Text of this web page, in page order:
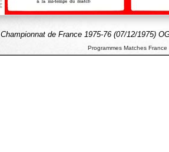
Championnat de France 1975-76 (07/12/1975)
Programmes Matches France